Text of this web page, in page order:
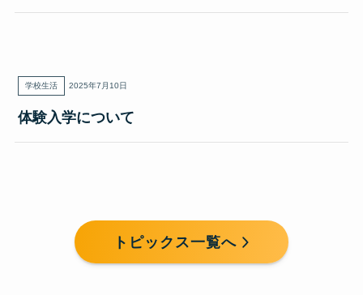
2025年7月10日
学校生活
体験入学について
トピックス一覧へ